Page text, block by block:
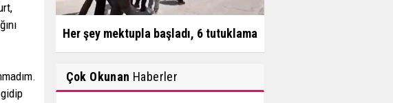
Her şey mektupla başladı, 6 tutuklama
Çok Okunan Haberler